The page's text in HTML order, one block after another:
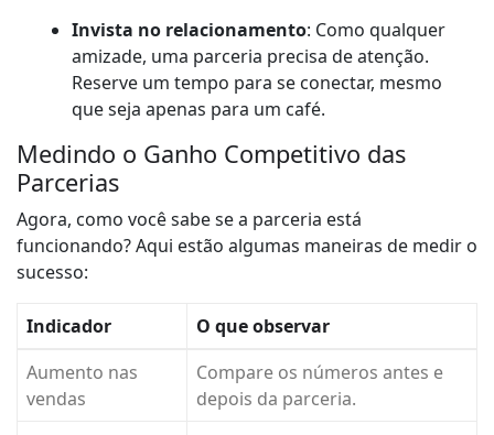
Invista no relacionamento: Como qualquer
amizade, uma parceria precisa de atenção.
Reserve um tempo para se conectar, mesmo
que seja apenas para um café.
Medindo o Ganho Competitivo das
Parcerias
Agora, como você sabe se a parceria está
funcionando? Aqui estão algumas maneiras de medir o
sucesso:
Indicador
O que observar
Aumento nas
vendas
Compare os números antes e
depois da parceria.